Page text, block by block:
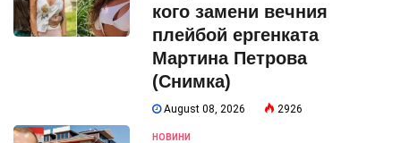
кого замени вечния
плейбой ергенката
Мартина Петрова
(Снимка)
August 08, 2026 2926
НОВИНИ